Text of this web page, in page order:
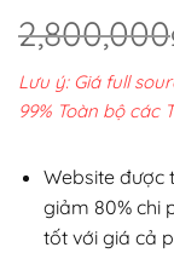
2,800,000
Lưu ý: Giá full
99% Toàn bộ các
Website được
giảm 80% chi
tốt với giá cả